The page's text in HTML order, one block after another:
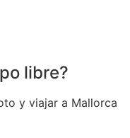
libre?
y viajar a Mallorca